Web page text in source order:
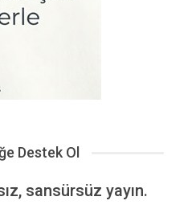
Şaşırtıcı Detaylarla…
Destek Ol
sansürsüz yayın.